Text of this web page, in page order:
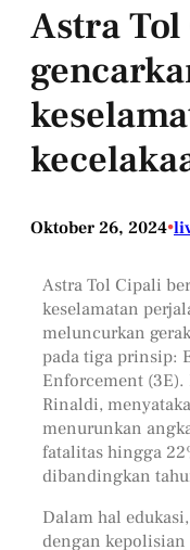
Astra
Oktober 26, 2024•
Astra Tol Cipali
keselamatan
meluncurkan
pada tiga prinsip:
Enforcement
Rinaldi,
menurunkan
fatalitas hingga
dibandingkan
Dalam hal
dengan